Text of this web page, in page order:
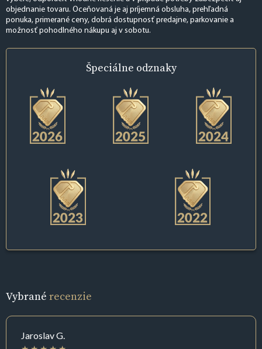
objednanie tovaru. Oceňovaná je aj príjemná obsluha, prehľadná
ponuka, primerané ceny, dobrá dostupnosť predajne, parkovanie a
možnosť pohodlného nákupu aj v sobotu.
Špeciálne odznaky
Vybrané recenzie
Jaroslav G.